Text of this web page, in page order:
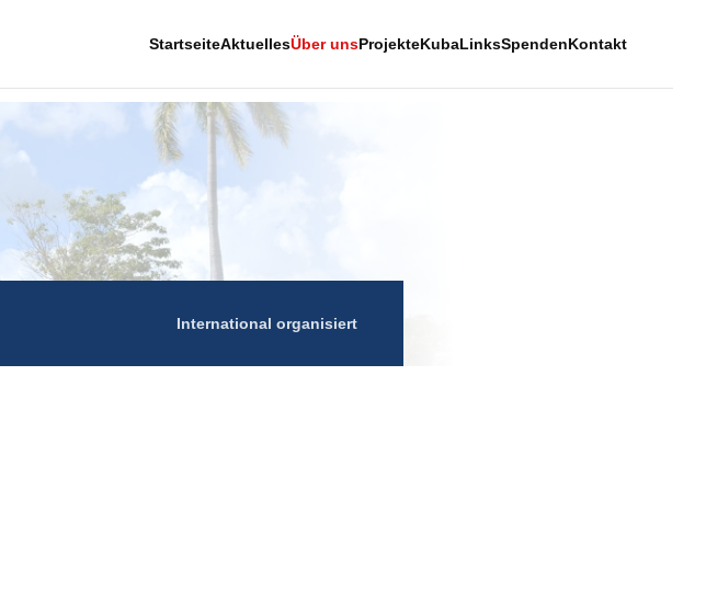
StartseiteAktuellesÜber unsProjekteKubaLinksSpendenKontakt
International organisiert